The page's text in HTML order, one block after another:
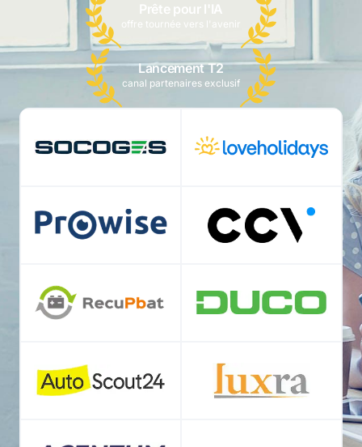
Prête pour l'IA
offre tournée vers l'avenir
Lancement T2
canal partenaires exclusif